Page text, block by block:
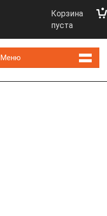
Корзина
пуста
Меню